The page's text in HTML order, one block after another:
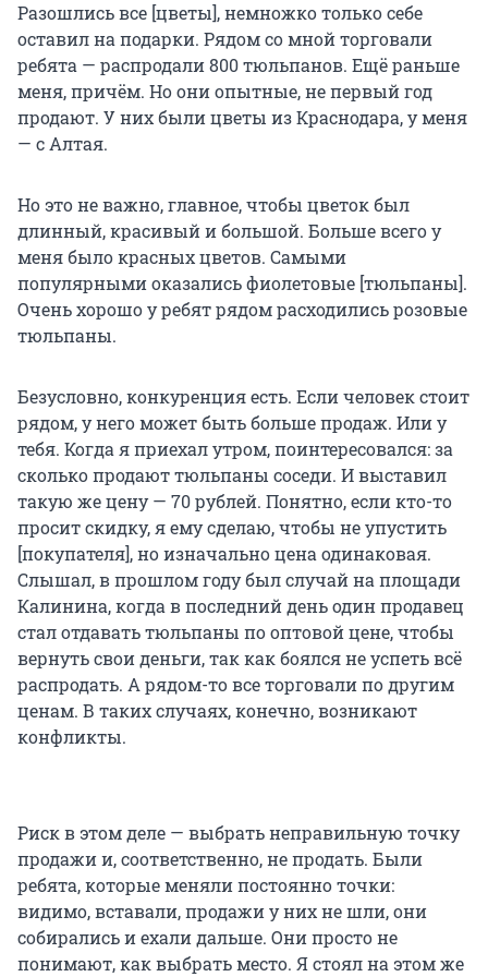
Разошлись все [цветы], немножко только себе
оставил на подарки. Рядом со мной торговали
ребята — распродали 800 тюльпанов. Ещё раньше
меня, причём. Но они опытные, не первый год
продают. У них были цветы из Краснодара, у меня
— с Алтая.
Но это не важно, главное, чтобы цветок был
длинный, красивый и большой. Больше всего у
меня было красных цветов. Самыми
популярными оказались фиолетовые [тюльпаны].
Очень хорошо у ребят рядом расходились розовые
тюльпаны.
Безусловно, конкуренция есть. Если человек стоит
рядом, у него может быть больше продаж. Или у
тебя. Когда я приехал утром, поинтересовался: за
сколько продают тюльпаны соседи. И выставил
такую же цену — 70 рублей. Понятно, если кто-то
просит скидку, я ему сделаю, чтобы не упустить
[покупателя], но изначально цена одинаковая.
Слышал, в прошлом году был случай на площади
Калинина, когда в последний день один продавец
стал отдавать тюльпаны по оптовой цене, чтобы
вернуть свои деньги, так как боялся не успеть всё
распродать. А рядом-то все торговали по другим
ценам. В таких случаях, конечно, возникают
конфликты.
Риск в этом деле — выбрать неправильную точку
продажи и, соответственно, не продать. Были
ребята, которые меняли постоянно точки:
видимо, вставали, продажи у них не шли, они
собирались и ехали дальше. Они просто не
понимают, как выбрать место. Я стоял на этом же